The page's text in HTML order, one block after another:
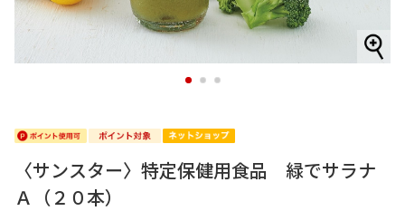
1 2 3
〈サンスター〉特定保健用食品 緑でサラナ
Ａ（２０本）